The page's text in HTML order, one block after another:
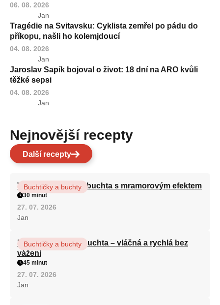
06. 08. 2026
Jan
Tragédie na Svitavsku: Cyklista zemřel po pádu do
příkopu, našli ho kolemjdoucí
04. 08. 2026
Jan
Jaroslav Sapík bojoval o život: 18 dní na ARO kvůli
těžké sepsi
04. 08. 2026
Jan
Nejnovější recepty
Další recepty
Vláčná olejová litá buchta s mramorovým efektem
Buchtičky a buchty
30 minut
27. 07. 2026
Jan
Hrnková maková buchta – vláčná a rychlá bez
vážení
Buchtičky a buchty
45 minut
27. 07. 2026
Jan